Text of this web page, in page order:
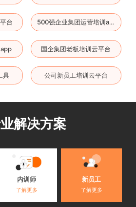
台 500强企业集团运营培训app
国企集团老板培训云平台
具 公司新员工培训云平台
解决方案
内训师
了解更多
新员工
了解更多